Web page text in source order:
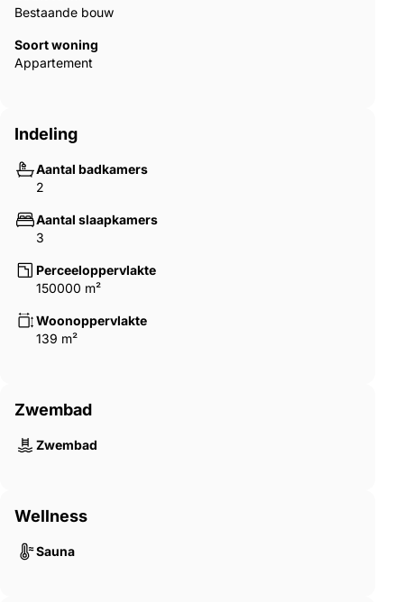
Bestaande bouw
Soort woning
Appartement
Indeling
Aantal badkamers
2
Aantal slaapkamers
3
Perceeloppervlakte
150000 m²
Woonoppervlakte
139 m²
Zwembad
Zwembad
Wellness
Sauna